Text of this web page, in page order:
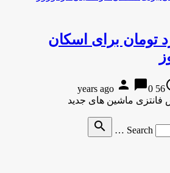
میلیارد تومان برای اسکان
56 years ago
person chat_bubble0
Search …
search